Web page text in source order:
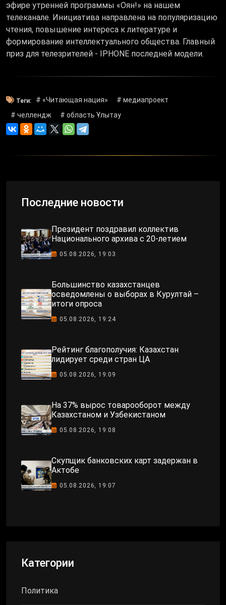
эфире утренней программы «Оян!» на нашем
телеканале. Инициатива направлена на популяризацию
чтения, повышение интереса к литературе и
формирование интеллектуального общества. Главный
приз для телезрителей - IPHONE последней модели.
Теги: # «Читающая нация»
# медиапроект
# челлендж
# область Ұлытау
Последние новости
Президент поздравил коллектив
Национального архива с 20-летием
05.08.2026, 19:03
Большинство казахстанцев
осведомлены о выборах в Курултай –
итоги опроса
05.08.2026, 19:24
Рейтинг благополучия: Казахстан
лидирует среди стран ЦА
05.08.2026, 19:09
На 37% вырос товарооборот между
Казахстаном и Узбекистаном
05.08.2026, 19:08
Скупщик банковских карт задержан в
Актобе
05.08.2026, 19:07
Категории
Политика